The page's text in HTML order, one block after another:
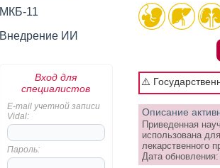
МКБ-11
Внедрение ИИ
Вход для
специалистов
E-mail учетной записи
Vidal:
Пароль:
⚠️
Описание
Приведенная
использована
лекарственного
Дата